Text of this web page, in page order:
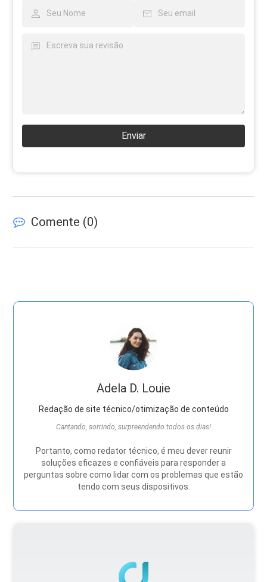
Enviar
Comente (0)
Adela D. Louie
Redação de site técnico/otimização de conteúdo
Cantando, sorrindo, surpreendendo todos os dias!
Portanto, como redator técnico, é meu dever reunir
soluções eficazes e confiáveis ​​para responder a
perguntas sobre como lidar com os problemas que estão
tendo com seus dispositivos.